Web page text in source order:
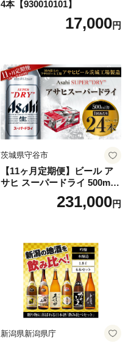
4本【930010101】
17,000円
茨城県守谷市
【11ヶ月定期便】ビール ア
サヒ スーパードライ 500ml 2
4本 1ケース×11ヶ月 | アサヒ
ビール 究極の辛口 酒 お酒 ア
uper dry 11回 缶ビール 缶 ギ
フト 内祝い 茨城県守谷市 送
料無料
231,000円
新潟県新潟県庁